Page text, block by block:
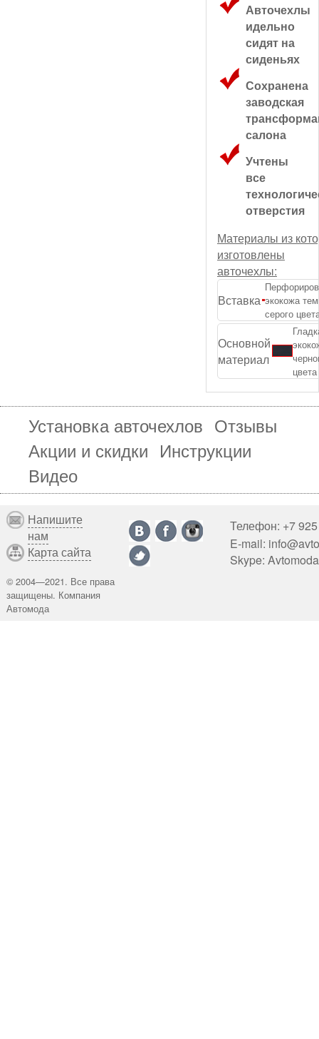
Авточехлы
идельно
сидят на
сиденьях
Сохранена
заводская
салона
Учтены
все
отверстия
Материалы из
изготовлены
авточехлы:
Вставка экокожа
серого
Основной
материал
цвета
Установка авточехлов Отзывы
Акции и скидки Инструкции
Видео
Напишите
нам
Карта сайта
© 2004—2021. Все права
защищены. Компания
Автомода
Телефон: +7
E-mail:
Skype: Avtomoda